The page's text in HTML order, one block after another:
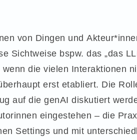
von Dingen und
bspw. das „das
die vielen Interaktionen
erst etabliert. Die
auf die genAI diskutiert
eingestehen – die
Settings und mit